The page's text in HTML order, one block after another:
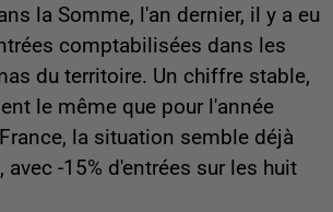
la Somme, l'an dernier, il y a eu
comptabilisées dans les
du territoire. Un chiffre stable,
le même que pour l'année
la situation semble déjà
avec -15% d'entrées sur les huit